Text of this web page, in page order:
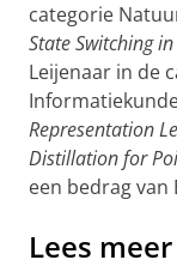
categorie
State Switching
Leijenaar in de
Representation
Distillation for
een bedrag van
Lees meer